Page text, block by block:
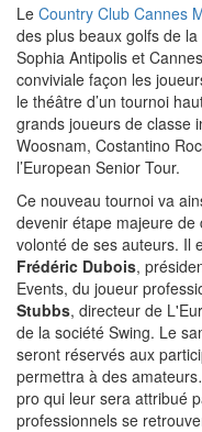
Le Country Club Cannes
des plus beaux golfs de
Sophia Antipolis et
conviviale façon les
le théâtre d’un tournoi
grands joueurs de classe
Woosnam, Costantino
l’European Senior Tour.
Ce nouveau tournoi va
devenir étape majeure
volonté de ses auteurs. Il
Frédéric Dubois,
Events, du joueur
Stubbs, directeur de
de la société Swing. Le
seront réservés aux
permettra à des
pro qui leur sera attribué
professionnels se